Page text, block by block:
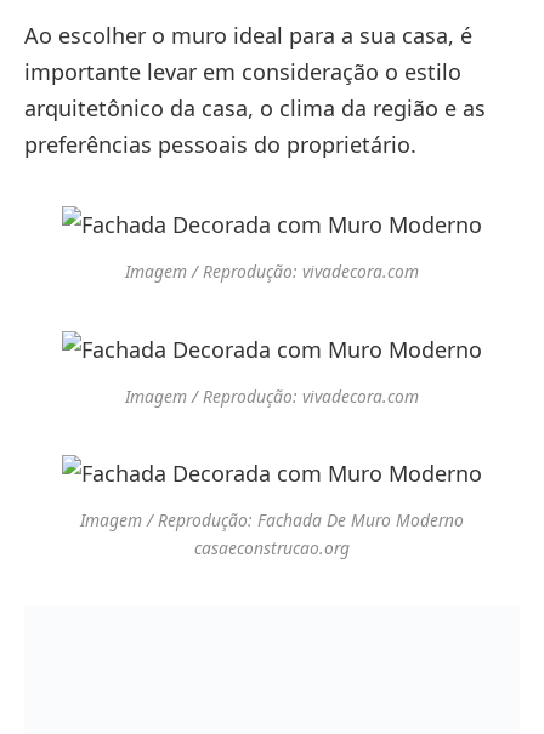
Ao escolher o muro ideal para a sua casa, é
importante levar em consideração o estilo
arquitetônico da casa, o clima da região e as
preferências pessoais do proprietário.
Imagem / Reprodução: vivadecora.com
Imagem / Reprodução: vivadecora.com
Imagem / Reprodução: Fachada De Muro Moderno
casaeconstrucao.org